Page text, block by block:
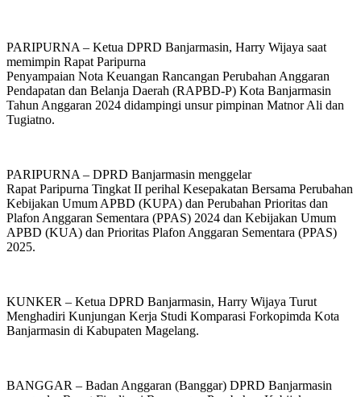
PARIPURNA – Ketua DPRD Banjarmasin, Harry Wijaya saat
memimpin Rapat Paripurna
Penyampaian Nota Keuangan Rancangan Perubahan Anggaran
Pendapatan dan Belanja Daerah (RAPBD-P) Kota Banjarmasin
Tahun Anggaran 2024 didampingi unsur pimpinan Matnor Ali dan
Tugiatno.
PARIPURNA – DPRD Banjarmasin menggelar
Rapat Paripurna Tingkat II perihal Kesepakatan Bersama Perubahan
Kebijakan Umum APBD (KUPA) dan Perubahan Prioritas dan
Plafon Anggaran Sementara (PPAS) 2024 dan Kebijakan Umum
APBD (KUA) dan Prioritas Plafon Anggaran Sementara (PPAS)
2025.
KUNKER – Ketua DPRD Banjarmasin, Harry Wijaya Turut
Menghadiri Kunjungan Kerja Studi Komparasi Forkopimda Kota
Banjarmasin di Kabupaten Magelang.
BANGGAR – Badan Anggaran (Banggar) DPRD Banjarmasin